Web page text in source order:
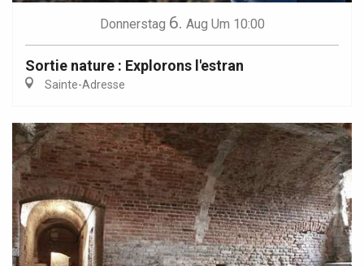
Donnerstag 6. Aug Um 10:00
Sortie nature : Explorons l'estran
Sainte-Adresse